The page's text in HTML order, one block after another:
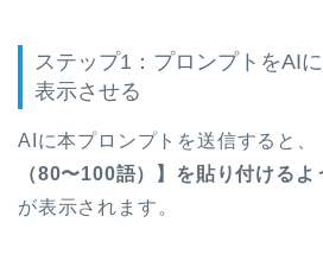
ステップ1：プロンプトをAI
表示させる
AIに本プロンプトを送信すると、
（80〜100語）】を貼り付ける
が表示されます。